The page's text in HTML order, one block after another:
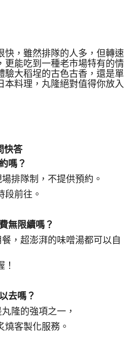
快，雖然排隊的人多，但轉速
更能吃到一種老市場特有的情
驗大稻埕的古色古香，還是單
本料理，丸隆絕對值得你放入
快答
嗎？
排隊制，不提供預約。
段前往。
無限續嗎？
，超澎湃的味噌湯都可以自
去嗎？
隆的強項之一，
燒客製化服務。